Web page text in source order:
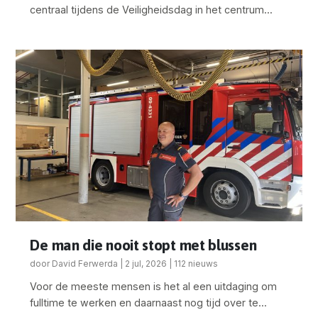
centraal tijdens de Veiligheidsdag in het centrum...
De man die nooit stopt met blussen
door David Ferwerda 2 jul, 2026 112 nieuws
Voor de meeste mensen is het al een uitdaging om
fulltime te werken en daarnaast nog tijd over te...